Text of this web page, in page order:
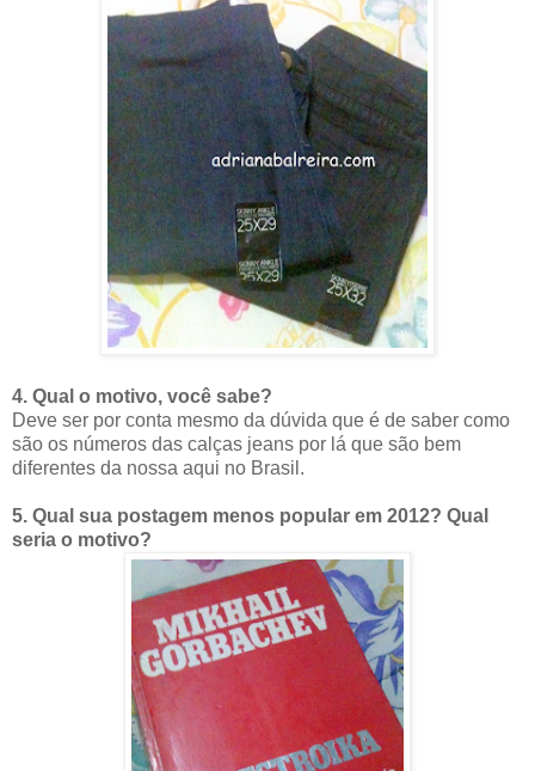
4. Qual o motivo, você sabe?
Deve ser por conta mesmo da dúvida que é de saber como
são os números das calças jeans por lá que são bem
diferentes da nossa aqui no Brasil.
5. Qual sua postagem menos popular em 2012? Qual
seria o motivo?